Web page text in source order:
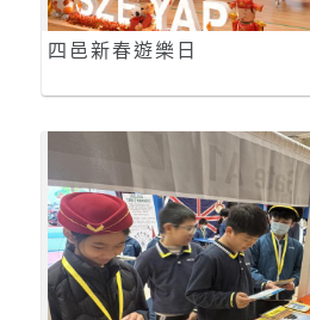
四邑新春遊樂日